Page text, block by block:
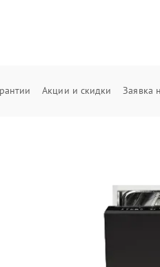
Акции и скидки Заявка